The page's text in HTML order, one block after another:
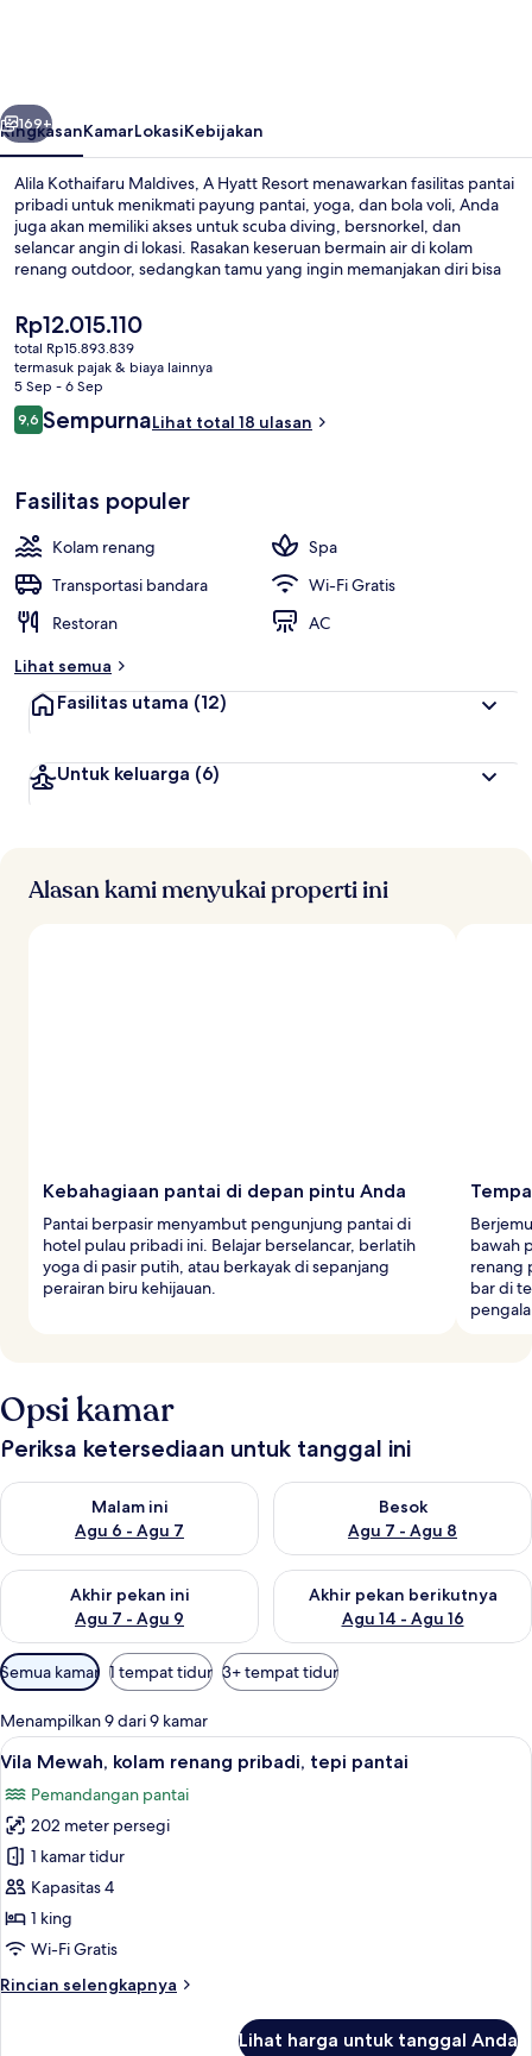
Resort
Berikutnya
169+
RingkasanKamarLokasiKebijakan
Alila Kothaifaru Maldives, A Hyatt Resort menawarkan fasilitas pantai
pribadi untuk menikmati payung pantai, yoga, dan bola voli, Anda
juga akan memiliki akses untuk scuba diving, bersnorkel, dan
selancar angin di lokasi. Rasakan keseruan bermain air di kolam
renang outdoor, sedangkan tamu yang ingin memanjakan diri bisa
dan facial. Seasalt merupakan salah satu 5 restoran yang menyajikan
hidangan lokal dan internasional serta buka untuk sarapan, makan
siang, dan makan malam. Keunggulan lain di hotel mewah ini
meliputi 2 bar pantai, klub anak gratis, dan bar tepi kolam renang.
Harga
saat
ini
Rp12.015.110
Rp12.015.110
total Rp15.893.839
termasuk pajak & biaya lainnya
5 Sep - 6 Sep
Ulasan
9,69,6 dari 10
SempurnaLihat total 18 ulasan
Fasilitas populer
Kolam renang
Spa
Transportasi bandara
Wi-Fi Gratis
Restoran
AC
Lihat semua
Fasilitas utama (12)
Untuk keluarga (6)
Alasan kami menyukai properti ini
Kebahagiaan pantai di depan pintu Anda
Pantai berpasir menyambut pengunjung pantai di
hotel pulau pribadi ini. Belajar berselancar, berlatih
yoga di pasir putih, atau berkayak di sepanjang
perairan biru kehijauan.
bawah
renang
bar di
Opsi kamar
Periksa ketersediaan untuk tanggal ini
Malam ini
Agu 6 - Agu 7
Periksa ketersediaan untuk malam ini Agu 6 - Agu 7
Besok
Agu 7 - Agu 8
Periksa ketersediaan untuk
Akhir pekan ini
Agu 7 - Agu 9
Periksa ketersediaan untuk akhir pekan ini Agu 7 - Agu 9
Akhir pekan berikutnya
Agu 14 - Agu 16
Periksa ketersediaan untuk
Filter
tersedia
untuk
kamar
Semua kamar 1 tempat tidur 3+ tempat tidur
Menampilkan 9 dari 9 kamar
Lihat
semua
foto
untuk
Vila
Mewah,
kolam
renang
tepi
10
Vila Mewah, kolam renang pribadi, tepi pantai
Pemandangan pantai
202 meter persegi
1 kamar tidur
Kapasitas 4
1 king
Wi-Fi Gratis
Rincian selengkapnya
Rincian
Lihat harga untuk tanggal Anda